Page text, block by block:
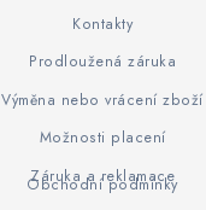
Kontakty
Prodloužená záruka
Výměna nebo vrácení zboží
Možnosti placení
Záruka a reklamace
Obchodní podmínky